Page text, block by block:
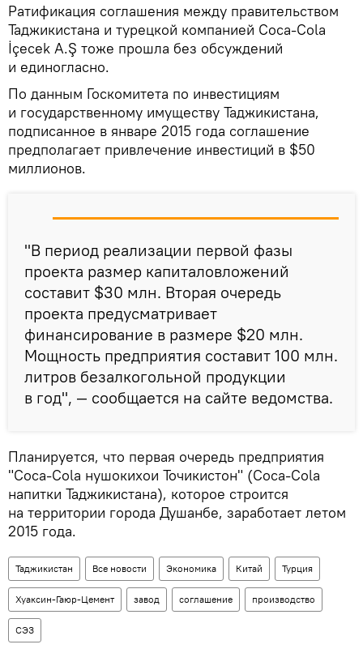
Ратификация соглашения между правительством
Таджикистана и турецкой компанией Coca-Cola
İçecek A.Ş тоже прошла без обсуждений
и единогласно.
По данным Госкомитета по инвестициям
и государственному имуществу Таджикистана,
подписанное в январе 2015 года соглашение
предполагает привлечение инвестиций в $50
миллионов.
"В период реализации первой фазы
проекта размер капиталовложений
составит $30 млн. Вторая очередь
проекта предусматривает
финансирование в размере $20 млн.
Мощность предприятия составит 100 млн.
литров безалкогольной продукции
в год", — сообщается на сайте ведомства.
Планируется, что первая очередь предприятия
"Coca-Cola нушокихои Точикистон" (Coca-Cola
напитки Таджикистана), которое строится
на территории города Душанбе, заработает летом
2015 года.
Таджикистан Все новости Экономика Китай Турция
Хуаксин-Гаюр-Цемент завод соглашение производство
СЭЗ